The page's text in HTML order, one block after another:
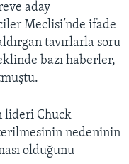
aday
Meclisi’nde ifade
tavırlarla soru
bazı haberler,
lideri Chuck
nedeninin
olduğunu